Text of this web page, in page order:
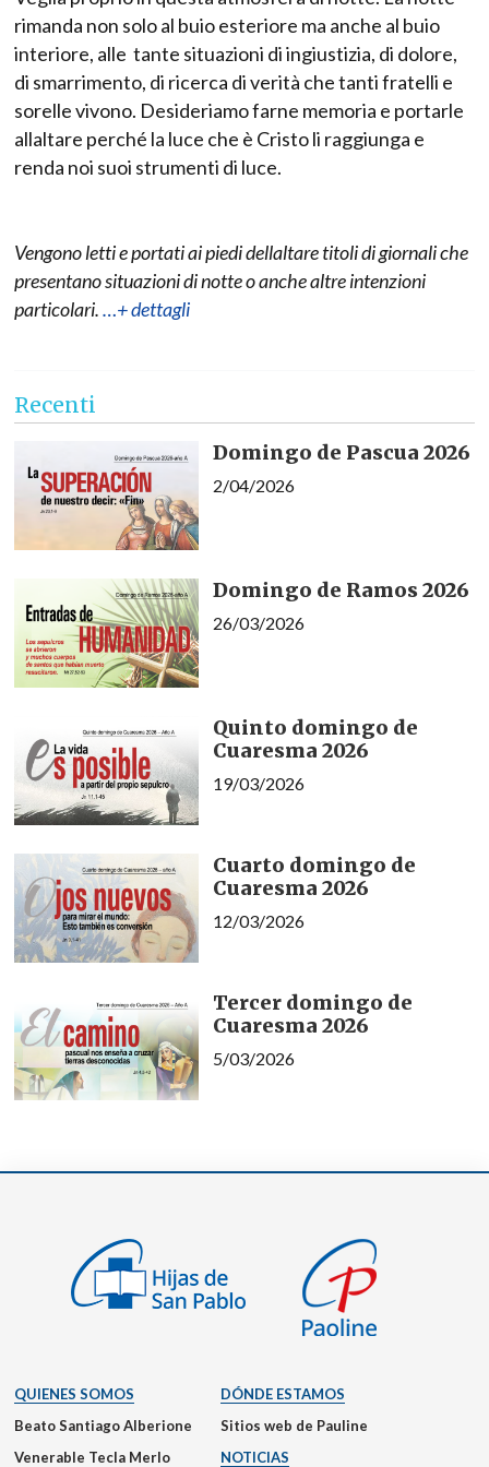
rimanda non solo al buio esteriore ma anche al buio
interiore, alle tante situazioni di ingiustizia, di dolore,
di smarrimento, di ricerca di verità che tanti fratelli e
sorelle vivono. Desideriamo farne memoria e portarle
allaltare perché la luce che è Cristo li raggiunga e
renda noi suoi strumenti di luce.
Vengono letti e portati ai piedi dellaltare titoli di giornali che
presentano situazioni di notte o anche altre intenzioni
particolari.…+ dettagli
Recenti
Domingo de Pascua 2026
2/04/2026
Domingo de Ramos 2026
26/03/2026
Quinto domingo de
Cuaresma 2026
19/03/2026
Cuarto domingo de
Cuaresma 2026
12/03/2026
Tercer domingo de
Cuaresma 2026
5/03/2026
QUIENES SOMOS
Beato Santiago Alberione
Venerable Tecla Merlo
DÓNDE ESTAMOS
Sitios web de Pauline
NOTICIAS